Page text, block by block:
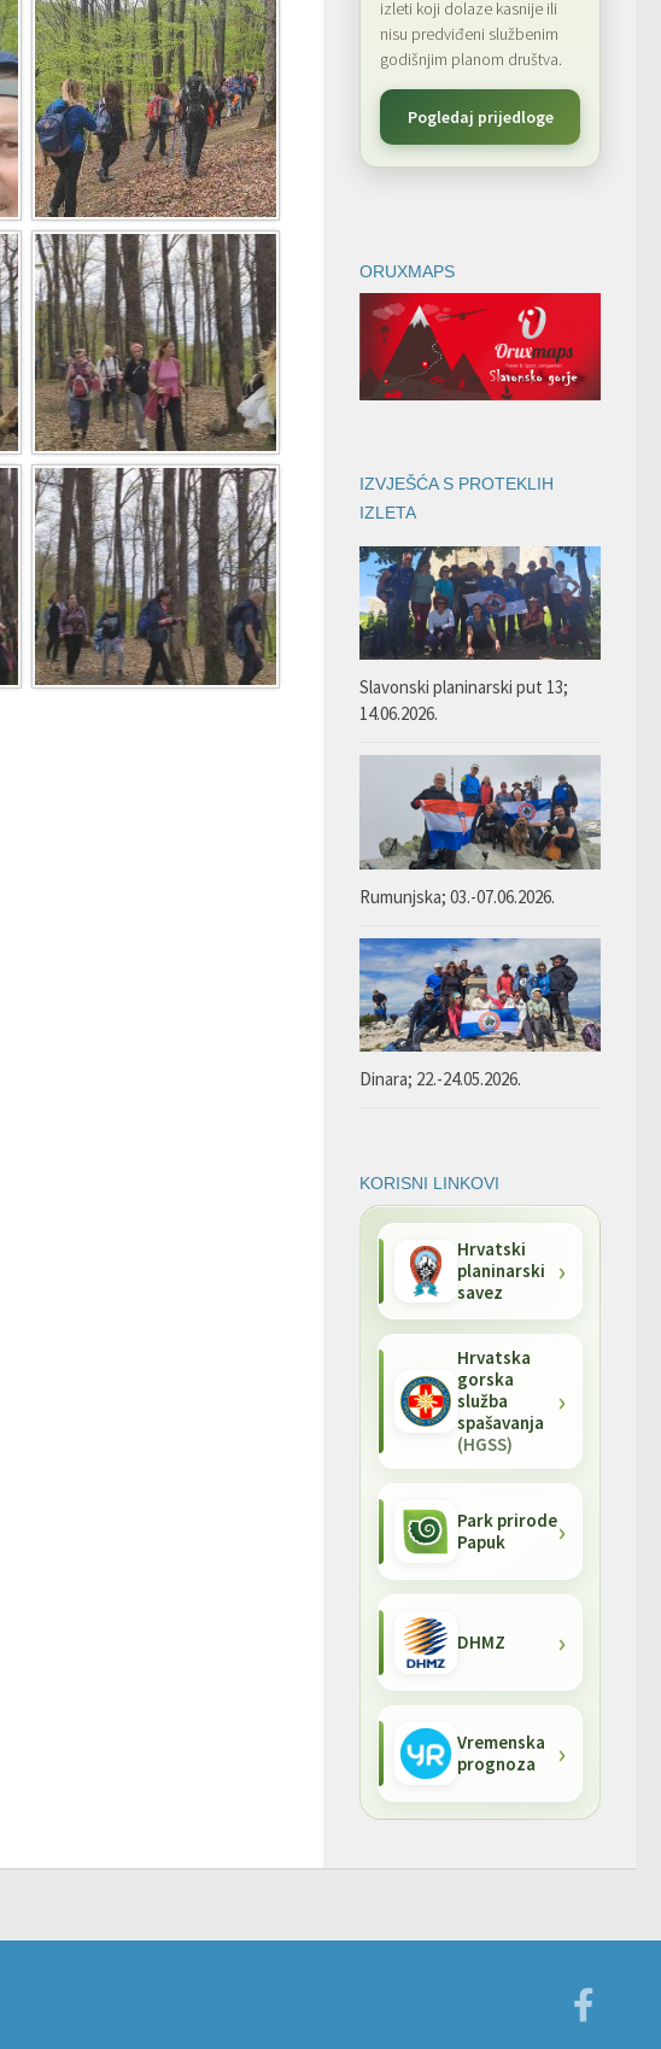
izleti koji dolaze kasnije ili
nisu predviđeni službenim
godišnjim planom društva.
Pogledaj prijedloge
ORUXMAPS
IZVJEŠĆA S PROTEKLIH
IZLETA
Slavonski planinarski put 13;
14.06.2026.
Rumunjska; 03.-07.06.2026.
Dinara; 22.-24.05.2026.
KORISNI LINKOVI
Hrvatski
planinarski
savez
Hrvatska
gorska
služba
spašavanja
(HGSS)
Park prirode
Papuk
DHMZ
Vremenska
prognoza